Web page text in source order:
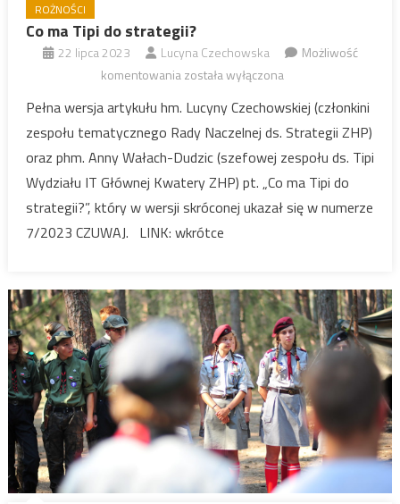
ROŻNOŚCI
Co ma Tipi do strategii?
22 lipca 2023 Lucyna Czechowska
Możliwość
komentowaniaCo
Tipi
do
strategii?
została wyłączona
Pełna wersja artykułu hm. Lucyny Czechowskiej (członkini
zespołu tematycznego Rady Naczelnej ds. Strategii ZHP)
oraz phm. Anny Wałach-Dudzic (szefowej zespołu ds. Tipi
Wydziału IT Głównej Kwatery ZHP) pt. „Co ma Tipi do
strategii?”, który w wersji skróconej ukazał się w numerze
7/2023 CZUWAJ. LINK: wkrótce